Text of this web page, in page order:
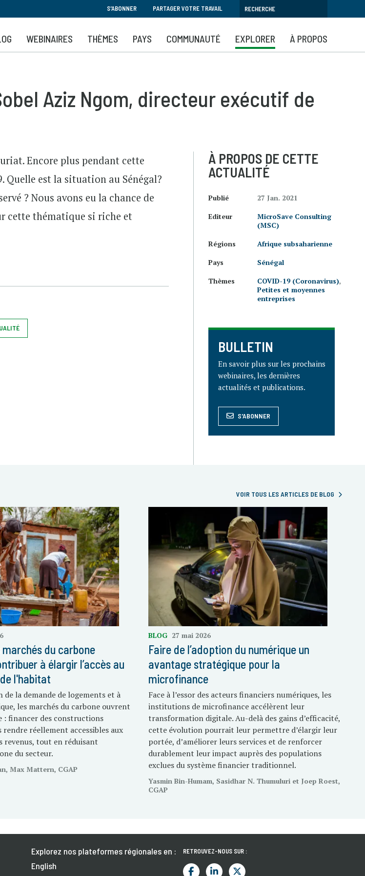
au
contenu
principal
S'ABONNER PARTAGER VOTRE TRAVAIL
WEBINAIRES THÈMES PAYS COMMUNAUTÉ EXPLORER À PROPOS
Aziz Ngom, directeur exécutif de
Encore plus pendant cette
est la situation au Sénégal?
? Nous avons eu la chance de
cette thématique si riche et
À PROPOS DE CETTE
ACTUALITÉ
Publié
27 Jan. 2021
Editeur
MicroSave Consulting
(MSC)
Régions
Afrique subsaharienne
Pays
Sénégal
Thèmes
COVID-19 (Coronavirus),
Petites et moyennes
entreprises
BULLETIN
En savoir plus sur les prochains
webinaires, les dernières
actualités et publications.
S'ABONNER
VOIR TOUS LES ARTICLES DE BLOG
du carbone
à élargir l’accès au
l'habitat
de la demande de logements et à
les marchés du carbone ouvrent
: financer des constructions
rendre réellement accessibles aux
revenus, tout en réduisant
du secteur.
Max Mattern, CGAP
BLOG 27 mai 2026
Faire de l’adoption du numérique un
avantage stratégique pour la
microfinance
Face à l’essor des acteurs financiers numériques, les
institutions de microfinance accélèrent leur
transformation digitale. Au-delà des gains d’efficacité,
cette évolution pourrait leur permettre d’élargir leur
portée, d’améliorer leurs services et de renforcer
durablement leur impact auprès des populations
exclues du système financier traditionnel.
Yasmin Bin-Humam, Sasidhar N. Thumuluri et Joep Roest,
CGAP
Explorez nos plateformes régionales en :
English
RETROUVEZ-NOUS SUR :